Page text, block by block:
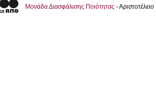
Μονάδα Διασφάλισης Ποιότητας -